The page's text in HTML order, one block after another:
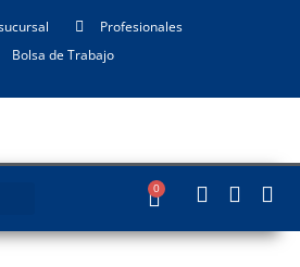
Profesionales
Bolsa de Trabajo
0